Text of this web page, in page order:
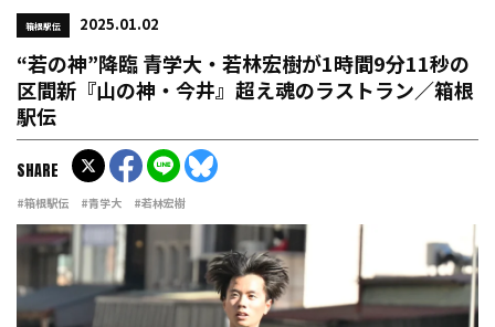
箱根駅伝 2025.01.02
“若の神”降臨 青学大・若林宏樹が1時間9分11秒の
区間新『山の神・今井』超え魂のラストラン／箱根
駅伝
#箱根駅伝 #青学大 #若林宏樹
SHARE